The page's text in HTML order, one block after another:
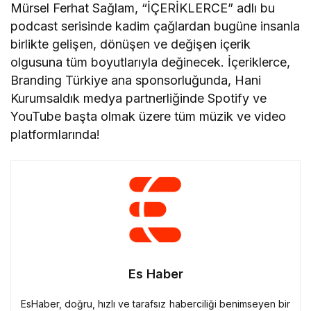
Mürsel Ferhat Sağlam, “İÇERİKLERCE” adlı bu
podcast serisinde kadim çağlardan bugüne insanla
birlikte gelişen, dönüşen ve değişen içerik
olgusuna tüm boyutlarıyla değinecek. İçeriklerce,
Branding Türkiye ana sponsorluğunda, Hani
Kurumsaldık medya partnerliğinde Spotify ve
YouTube başta olmak üzere tüm müzik ve video
platformlarında!
Es Haber
EsHaber, doğru, hızlı ve tarafsız haberciliği benimseyen bir